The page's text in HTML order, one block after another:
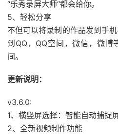
“乐秀录屏大师“都会给你。
5、轻松分享
不但可以将录制的作品发到手
到QQ，QQ空间，微信，微博
间。
更新说明：
v3.6.0:
1、横竖屏选择：智能自动捕捉
2、全新视频制作功能